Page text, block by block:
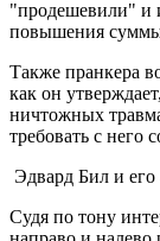
"продешевили" и
повышения
Также пранкера
как он
ничтожных
требовать с него
Эдвард Бил и его
Судя по тону